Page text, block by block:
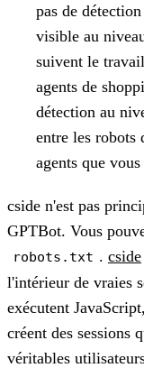
pas de
visible au
suivent le
agents de
détection au
entre les robots
agents que
cside n'est pas
GPTBot. Vous
robots.txt . cside
l'intérieur de vraies
exécutent
créent des sessions
véritables